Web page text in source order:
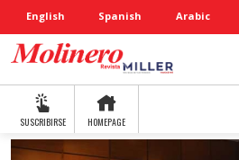
English Spanish Arabic
SUSCRIBIRSE HOMEPAGE